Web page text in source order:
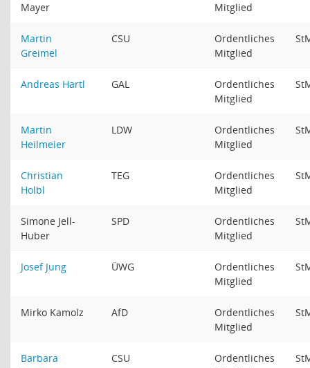
Mayer
Mitglied
Martin
Greimel
CSU
Ordentliches
Mitglied
Andreas Hartl GAL
Ordentliches
Mitglied
Martin
Heilmeier
LDW
Ordentliches
Mitglied
Christian
Holbl
TEG
Ordentliches
Mitglied
Simone Jell-
Huber
SPD
Ordentliches
Mitglied
Josef Jung ÜWG
Ordentliches
Mitglied
Mirko Kamolz AfD
Ordentliches
Mitglied
Barbara
CSU
Ordentliches